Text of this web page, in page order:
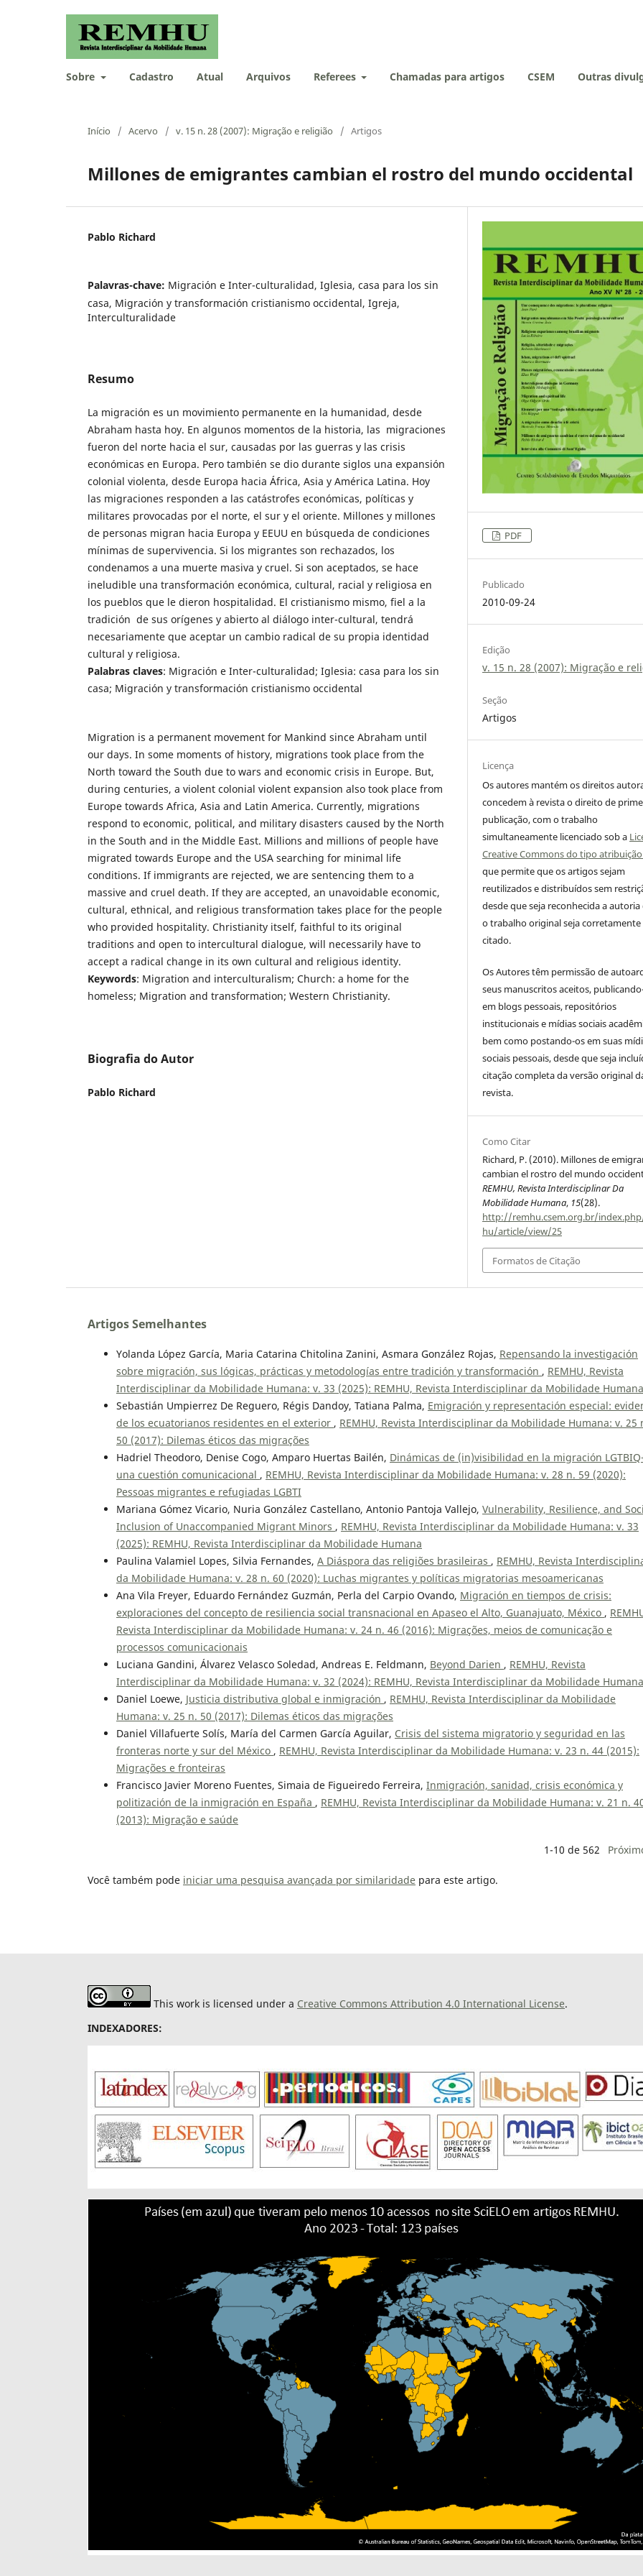
Sobre Cadastro Atual Arquivos Referees Chamadas para artigos CSEM Outras
Início / Acervo / v. 15 n. 28 (2007): Migração e religião / Artigos
Millones de emigrantes cambian el rostro del mundo occidental
Pablo Richard
Palavras-chave: Migración e Inter-culturalidad, Iglesia, casa para los sin
casa, Migración y transformación cristianismo occidental, Igreja,
Interculturalidade
Resumo
La migración es un movimiento permanente en la humanidad, desde
Abraham hasta hoy. En algunos momentos de la historia, las migraciones
fueron del norte hacia el sur, causadas por las guerras y las crisis
económicas en Europa. Pero también se dio durante siglos una expansión
colonial violenta, desde Europa hacia África, Asia y América Latina. Hoy
las migraciones responden a las catástrofes económicas, políticas y
militares provocadas por el norte, el sur y el oriente. Millones y millones
de personas migran hacia Europa y EEUU en búsqueda de condiciones
mínimas de supervivencia. Si los migrantes son rechazados, los
condenamos a una muerte masiva y cruel. Si son aceptados, se hace
ineludible una transformación económica, cultural, racial y religiosa en
los pueblos que le dieron hospitalidad. El cristianismo mismo, fiel a la
tradición de sus orígenes y abierto al diálogo inter-cultural, tendrá
necesariamente que aceptar un cambio radical de su propia identidad
cultural y religiosa.
Palabras claves: Migración e Inter-culturalidad; Iglesia: casa para los sin
casa; Migración y transformación cristianismo occidental
Migration is a permanent movement for Mankind since Abraham until
our days. In some moments of history, migrations took place from the
North toward the South due to wars and economic crisis in Europe. But,
during centuries, a violent colonial violent expansion also took place from
Europe towards Africa, Asia and Latin America. Currently, migrations
respond to economic, political, and military disasters caused by the North
in the South and in the Middle East. Millions and millions of people have
migrated towards Europe and the USA searching for minimal life
conditions. If immigrants are rejected, we are sentencing them to a
massive and cruel death. If they are accepted, an unavoidable economic,
cultural, ethnical, and religious transformation takes place for the people
who provided hospitality. Christianity itself, faithful to its original
traditions and open to intercultural dialogue, will necessarily have to
accept a radical change in its own cultural and religious identity.
Keywords: Migration and interculturalism; Church: a home for the
homeless; Migration and transformation; Western Christianity.
Biografia do Autor
Pablo Richard
PDF
Publicado
2010-09-24
Edição
v. 15 n. 28 (2007): Migração e
Seção
Artigos
Licença
Os autores mantém os direitos
concedem à revista o direito de
publicação, com o trabalho
simultaneamente licenciado sob a
Creative Commons do tipo atribuição
que permite que os artigos sejam
reutilizados e distribuídos sem
desde que seja reconhecida a autoria
o trabalho original seja corretamente
citado.
Os Autores têm permissão de
seus manuscritos aceitos,
em blogs pessoais, repositórios
institucionais e mídias sociais
bem como postando-os em suas
sociais pessoais, desde que seja
citação completa da versão original
revista.
Como Citar
Richard, P. (2010). Millones de
cambian el rostro del mundo
REMHU, Revista Interdisciplinar Da
Mobilidade Humana, 15(28).
http://remhu.csem.org.br/
hu/article/view/25
Formatos de Citação
Artigos Semelhantes
Yolanda López García, Maria Catarina Chitolina Zanini, Asmara González Rojas, Repensando la investigación
sobre migración, sus lógicas, prácticas y metodologías entre tradición y transformación , REMHU, Revista
Interdisciplinar da Mobilidade Humana: v. 33 (2025): REMHU, Revista Interdisciplinar da Mobilidade Humana
Sebastián Umpierrez De Reguero, Régis Dandoy, Tatiana Palma, Emigración y representación especial:
de los ecuatorianos residentes en el exterior , REMHU, Revista Interdisciplinar da Mobilidade Humana: v. 25
50 (2017): Dilemas éticos das migrações
Hadriel Theodoro, Denise Cogo, Amparo Huertas Bailén, Dinámicas de (in)visibilidad en la migración
una cuestión comunicacional , REMHU, Revista Interdisciplinar da Mobilidade Humana: v. 28 n. 59 (2020):
Pessoas migrantes e refugiadas LGBTI
Mariana Gómez Vicario, Nuria González Castellano, Antonio Pantoja Vallejo, Vulnerability, Resilience, and
Inclusion of Unaccompanied Migrant Minors , REMHU, Revista Interdisciplinar da Mobilidade Humana: v. 33
(2025): REMHU, Revista Interdisciplinar da Mobilidade Humana
Paulina Valamiel Lopes, Silvia Fernandes, A Diáspora das religiões brasileiras , REMHU, Revista
da Mobilidade Humana: v. 28 n. 60 (2020): Luchas migrantes y políticas migratorias mesoamericanas
Ana Vila Freyer, Eduardo Fernández Guzmán, Perla del Carpio Ovando, Migración en tiempos de crisis:
exploraciones del concepto de resiliencia social transnacional en Apaseo el Alto, Guanajuato, México ,
Revista Interdisciplinar da Mobilidade Humana: v. 24 n. 46 (2016): Migrações, meios de comunicação e
processos comunicacionais
Luciana Gandini, Álvarez Velasco Soledad, Andreas E. Feldmann, Beyond Darien , REMHU, Revista
Interdisciplinar da Mobilidade Humana: v. 32 (2024): REMHU, Revista Interdisciplinar da Mobilidade Humana
Daniel Loewe, Justicia distributiva global e inmigración , REMHU, Revista Interdisciplinar da Mobilidade
Humana: v. 25 n. 50 (2017): Dilemas éticos das migrações
Daniel Villafuerte Solís, María del Carmen García Aguilar, Crisis del sistema migratorio y seguridad en las
fronteras norte y sur del México , REMHU, Revista Interdisciplinar da Mobilidade Humana: v. 23 n. 44 (2015):
Migrações e fronteiras
Francisco Javier Moreno Fuentes, Simaia de Figueiredo Ferreira, Inmigración, sanidad, crisis económica y
politización de la inmigración en España , REMHU, Revista Interdisciplinar da Mobilidade Humana: v. 21 n.
(2013): Migração e saúde
1-10 de 562
Você também pode iniciar uma pesquisa avançada por similaridade para este artigo.
This work is licensed under a Creative Commons Attribution 4.0 International License.
INDEXADORES: